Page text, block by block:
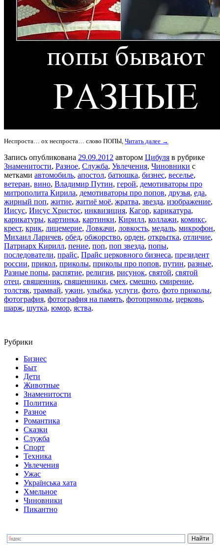
Неспроста… ох неспроста… слово ПОПЫ, Читать далее →
Запись опубликована 29.09.2012 автором Цибуля в рубрике
Знаменитости, Разное, Служба, Увлечения, Чиновники с
метками автомобиль, апостол, батюшка, бизнес, веселье,
ветеран, вино, Владимир Путин, герой, демотиваторы про
митрополита Кирила, демотиваторы про попов, друзья, еда,
жирный поп, житие, житиё моё, жратва, звезда, изображение,
Иисус, Иисус Христос, инквизиция, Кагор, карикатура,
карикатуры, картинка, картинки, Кирилл, коллажи, комикс,
крест, крик, лицемерие, Ловкачи, ловкость, медаль, микрофон,
Михаил Ларичев, обед, обжорство, орден, открытка, отличие,
Патриарх Кирилл, пение, поп, поп звезда, попы,
последователи, прайс, Прайс церковного бизнеса, президент
россии, прикол, приколы, приколы про попов, путин, разные,
Разные попы, распятие, религия, рисунок, святой, святой
отец, священник, священники, смех, смешно, смирение,
толстяк, трамвай, ужин, улыбка, услуги, фото, фото приколы,
фотография, фотография на память, фотоприколы, церковь,
шарж, шутка, юмор, яства.
Рубрики
Бизнес
Быт
Дети
Животные
Знаменитости
Политика
Разное
Романтика
Сказки
Служба
Спорт
Техника
Увлечения
Ужас
Українська хата
Хмельное
Чиновники
Пикантно